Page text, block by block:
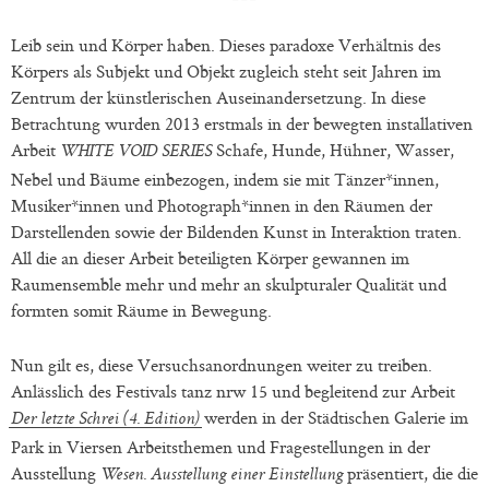
Leib sein und Körper haben. Dieses paradoxe Verhältnis des
Körpers als Subjekt und Objekt zugleich steht seit Jahren im
Zentrum der künstlerischen Auseinandersetzung. In diese
Betrachtung wurden 2013 erstmals in der bewegten installativen
Arbeit WHITE VOID SERIESSchafe, Hunde, Hühner, Wasser,
Nebel und Bäume einbezogen, indem sie mit Tänzer*innen,
Musiker*innen und Photograph*innen in den Räumen der
Darstellenden sowie der Bildenden Kunst in Interaktion traten.
All die an dieser Arbeit beteiligten Körper gewannen im
Raumensemble mehr und mehr an skulpturaler Qualität und
formten somit Räume in Bewegung.
Nun gilt es, diese Versuchsanordnungen weiter zu treiben.
Anlässlich des Festivals tanz nrw 15 und begleitend zur Arbeit
Der letzte Schrei (4. Edition) werden in der Städtischen Galerie im
Park in Viersen Arbeitsthemen und Fragestellungen in der
Ausstellung Wesen. Ausstellung einer Einstellungpräsentiert, die die